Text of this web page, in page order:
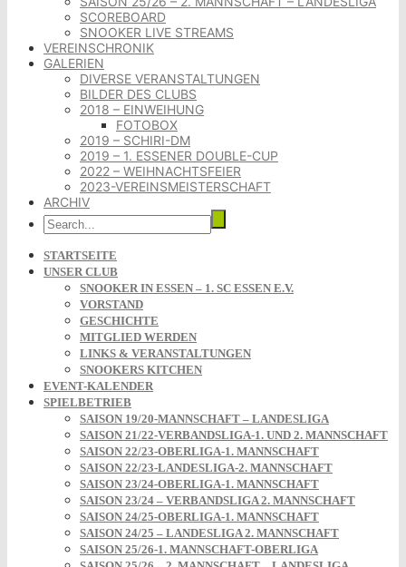
SCOREBOARD
SNOOKER LIVE STREAMS
VEREINSCHRONIK
GALERIEN
DIVERSE VERANSTALTUNGEN
BILDER DES CLUBS
2018 – EINWEIHUNG
FOTOBOX
2019 – SCHIRI-DM
2019 – 1. ESSENER DOUBLE-CUP
2022 – WEIHNACHTSFEIER
2023-VEREINSMEISTERSCHAFT
ARCHIV
STARTSEITE
UNSER CLUB
SNOOKER IN ESSEN – 1. SC ESSEN E.V.
VORSTAND
GESCHICHTE
MITGLIED WERDEN
LINKS & VERANSTALTUNGEN
SNOOKERS KITCHEN
EVENT-KALENDER
SPIELBETRIEB
SAISON 19/20-MANNSCHAFT – LANDESLIGA
SAISON 21/22-VERBANDSLIGA-1. UND 2. MANNSCHAFT
SAISON 22/23-OBERLIGA-1. MANNSCHAFT
SAISON 22/23-LANDESLIGA-2. MANNSCHAFT
SAISON 23/24-OBERLIGA-1. MANNSCHAFT
SAISON 23/24 – VERBANDSLIGA 2. MANNSCHAFT
SAISON 24/25-OBERLIGA-1. MANNSCHAFT
SAISON 24/25 – LANDESLIGA 2. MANNSCHAFT
SAISON 25/26-1. MANNSCHAFT-OBERLIGA